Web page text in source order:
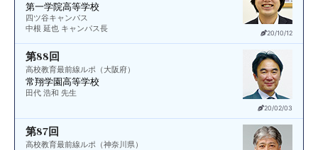
20/10/12
第一学院高等学校
四ツ谷キャンパス
中根 延也 キャンパス長
20/02/03
第88回
高校教育最前線ルポ（大阪府）
常翔学園高等学校
田代 浩和 先生
第87回
高校教育最前線ルポ（神奈川県）